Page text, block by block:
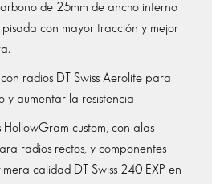
de 25mm de ancho interno
con mayor tracción y mejor
radios DT Swiss Aerolite para
y aumentar la resistencia
custom, con alas
radios rectos, y componentes
calidad DT Swiss 240 EXP en